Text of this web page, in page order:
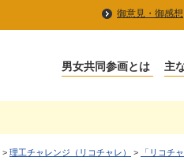
御意見・御感想
> 理工チャレンジ（リコチャレ） > 「リコチ